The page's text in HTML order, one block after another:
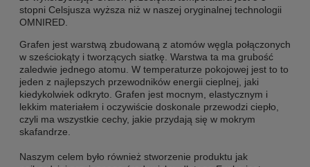
stopni Celsjusza wyższa niż w naszej oryginalnej technologii
OMNIRED.
Grafen jest warstwą zbudowaną z atomów węgla połączonych
w sześciokąty i tworzących siatkę. Warstwa ta ma grubość
zaledwie jednego atomu. W temperaturze pokojowej jest to to
jeden z najlepszych przewodników energii cieplnej, jaki
kiedykolwiek odkryto. Grafen jest mocnym, elastycznym i
lekkim materiałem i oczywiście doskonale przewodzi ciepło,
czyli ma wszystkie cechy, jakie przydają się w mokrym
skafandrze.
Naszym celem było również stworzenie produktu jak